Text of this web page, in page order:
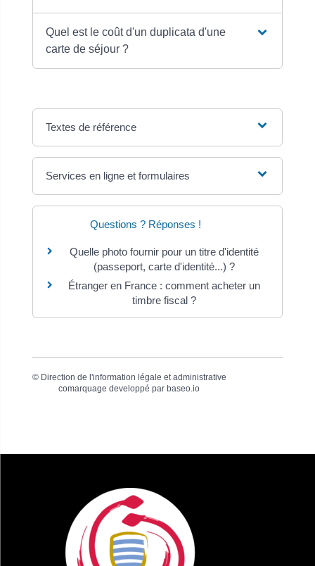
Quel est le coût d'un duplicata d'une
carte de séjour ?
Textes de référence
Services en ligne et formulaires
Questions ? Réponses !
Quelle photo fournir pour un titre d'identité
(passeport, carte d'identité...) ?
Étranger en France : comment acheter un
timbre fiscal ?
© Direction de l'information légale et administrative
comarquage developpé parbaseo.io